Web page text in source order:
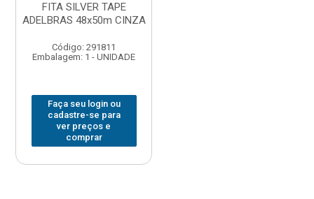
FITA SILVER TAPE
ADELBRAS 48x50m CINZA
Código: 291811
Embalagem: 1 - UNIDADE
Faça seu login ou
cadastre-se para
ver preços e
comprar